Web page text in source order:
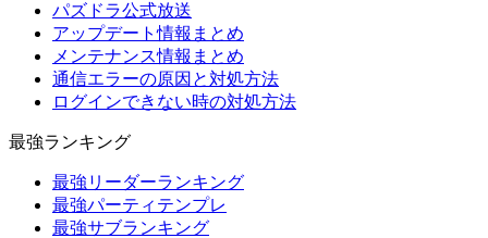
パズドラ公式放送
アップデート情報まとめ
メンテナンス情報まとめ
通信エラーの原因と対処方法
ログインできない時の対処方法
最強ランキング
最強リーダーランキング
最強パーティテンプレ
最強サブランキング